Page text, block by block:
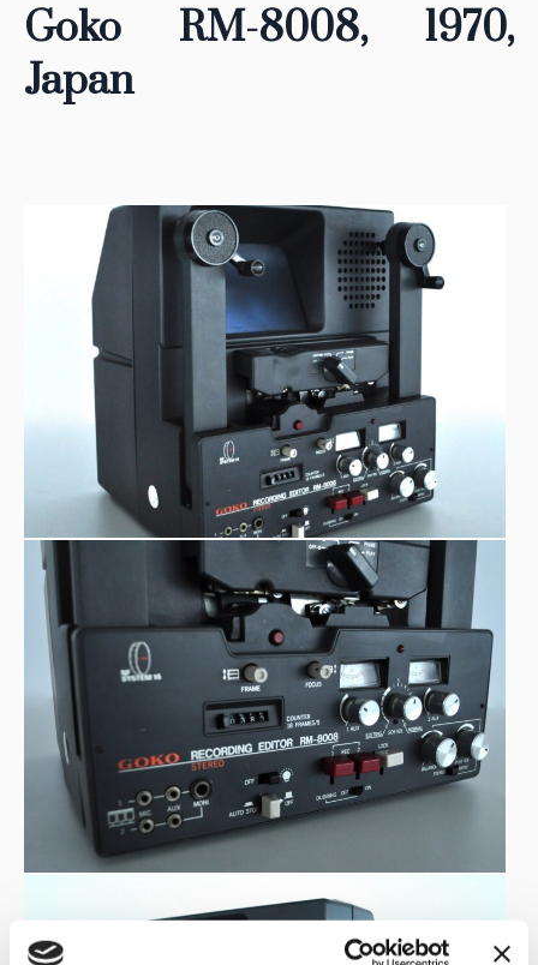
Goko RM-8008, 1970,
Japan